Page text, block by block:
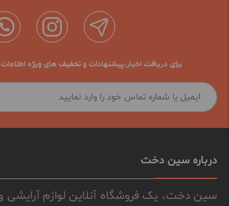
برای دریافت اخبار،پیشنهادات و تخفیف های ویژه
درباره سین دخت
سین دخت، یک فروشگاه آنلاین لوازم آرایشی